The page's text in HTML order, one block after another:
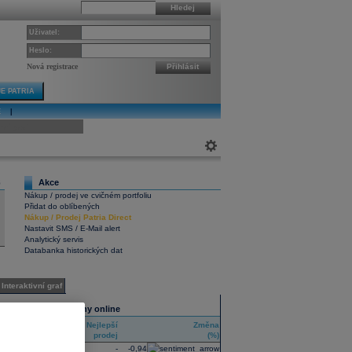
Hledej
Uživatel:
Heslo:
Nová registrace Přihlásit
PATRIA
Akce
Nákup / prodej ve cvičném portfoliu
Přidat do oblíbených
Nákup/ Prodej Patria Direct
Nastavit SMS / E-Mail alert
Analytický servis
Databanka historických dat
Interaktivní graf
Všechny trhy online
Nejlepší
prodej
Změna
(%)
- -0,94